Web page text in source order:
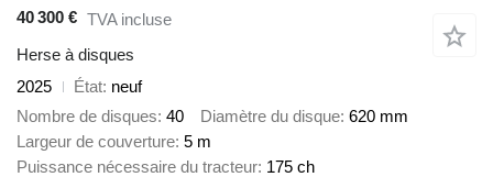
40 300 € TVA incluse
Herse à disques
2025
État neuf
Nombre de disques 40 Diamètre du disque 620 mm
Largeur de couverture 5 m
Puissance nécessaire du tracteur 175 ch